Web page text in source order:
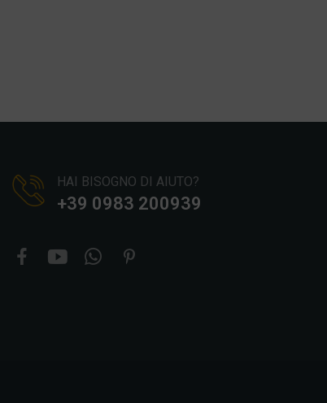
HAI BISOGNO DI AIUTO?
+39 0983 200939